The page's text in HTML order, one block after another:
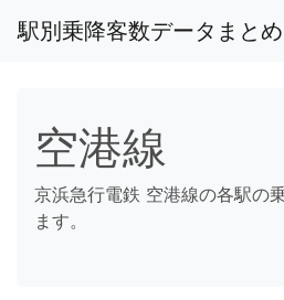
駅別乗降客数データまとめ
空港線
京浜急行電鉄 空港線の各駅の
ます。